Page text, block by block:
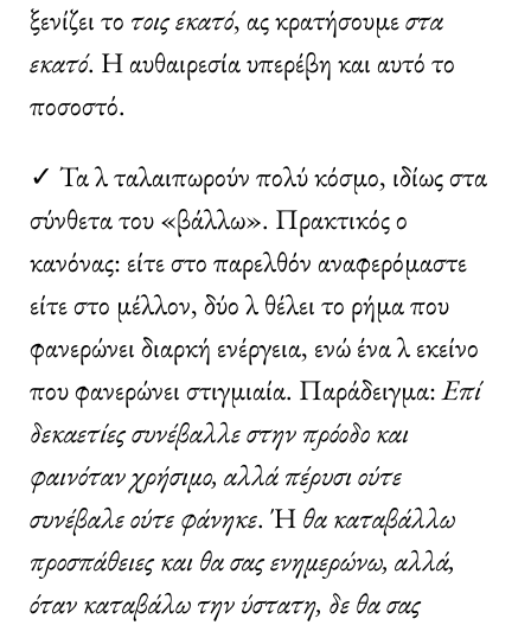
ξενίζει το τοις εκατό, ας κρατήσουμεστα
εκατό. Η αυθαιρεσία υπερέβη και αυτό το
ποσοστό.
✓ Τα λ ταλαιπωρούν πολύ κόσμο, ιδίως στα
σύνθετα του «βάλλω». Πρακτικός ο
κανόνας: είτε στο παρελθόν αναφερόμαστε
είτε στο μέλλον, δύο λ θέλει το ρήμα που
φανερώνει διαρκή ενέργεια, ενώ ένα λ εκείνο
που φανερώνει στιγμιαία. Παράδειγμα:Επί
δεκαετίες συνέβαλλε στην πρόοδο και
φαινόταν χρήσιμο, αλλά πέρυσι ούτε
συνέβαλε ούτε φάνηκε. Ήθα καταβάλλω
προσπάθειες και θα σας ενημερώνω, αλλά,
όταν καταβάλω την ύστατη, δε θα σας